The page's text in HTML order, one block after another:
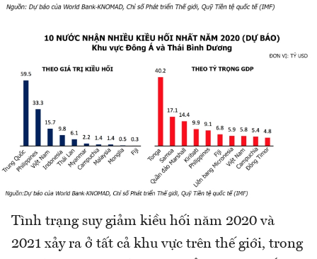
Tình trạng suy giảm kiều hối năm 2020 và
2021 xảy ra ở tất cả khu vực trên thế giới, trong